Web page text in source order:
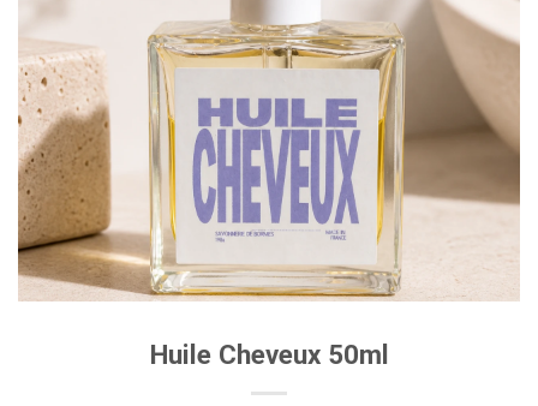
Huile Cheveux 50ml